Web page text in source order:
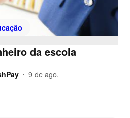
da escola
• 9 de ago.